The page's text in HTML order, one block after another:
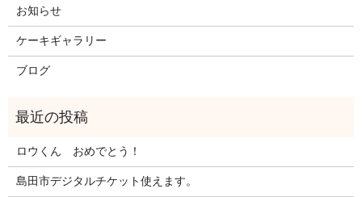
お知らせ
ケーキギャラリー
ブログ
ロウくん おめでとう！
島田市デジタルチケット使えます。